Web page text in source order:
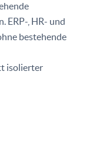
ERP-, HR- und
bestehende
isolierter